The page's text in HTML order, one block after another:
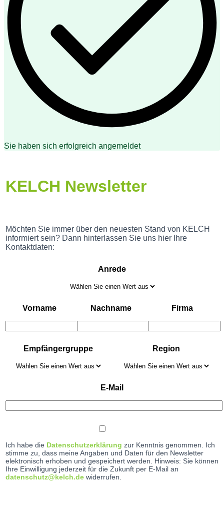
Sie haben sich erfolgreich angemeldet
KELCH Newsletter
Möchten Sie immer über den neuesten Stand von KELCH
informiert sein? Dann hinterlassen Sie uns hier Ihre
Kontaktdaten:
Anrede
Vorname Nachname Firma
Empfängergruppe Region
E-Mail
Ich habe die Datenschutzerklärung zur Kenntnis genommen. Ich
stimme zu, dass meine Angaben und Daten für den Newsletter
elektronisch erhoben und gespeichert werden. Hinweis: Sie können
Ihre Einwilligung jederzeit für die Zukunft per E-Mail an
datenschutz@kelch.de widerrufen.